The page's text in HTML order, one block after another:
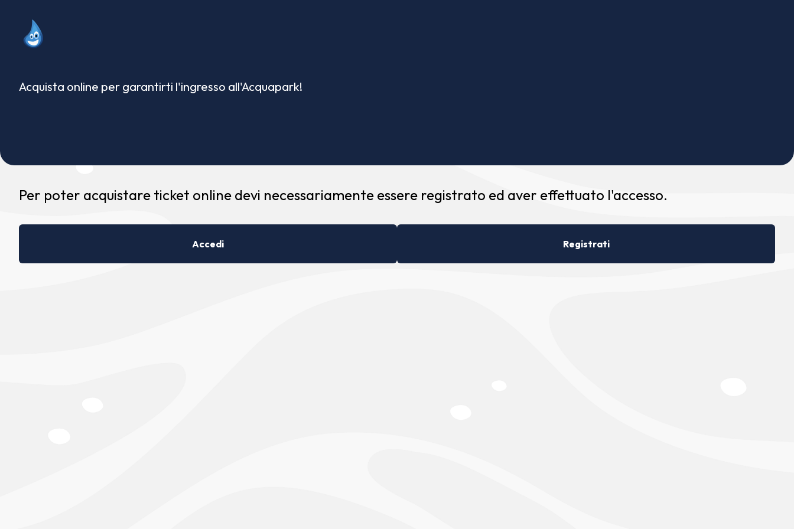
Acquista online per garantirti l'ingresso all'Acquapark!
Per poter acquistare ticket online devi necessariamente essere registrato ed aver effettuato l'accesso.
Accedi Registrati